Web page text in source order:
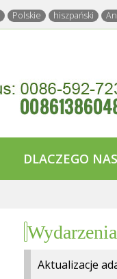
Polskie hiszpański
DLACZEGO
Wydarzenia